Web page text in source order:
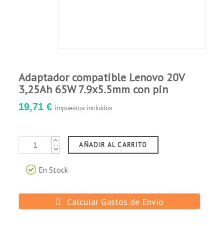
Adaptador compatible Lenovo 20V
3,25Ah 65W 7.9x5.5mm con pin
19,71 € impuestos incluidos
AÑADIR AL CARRITO
En Stock
Calcular Gastos de Envío